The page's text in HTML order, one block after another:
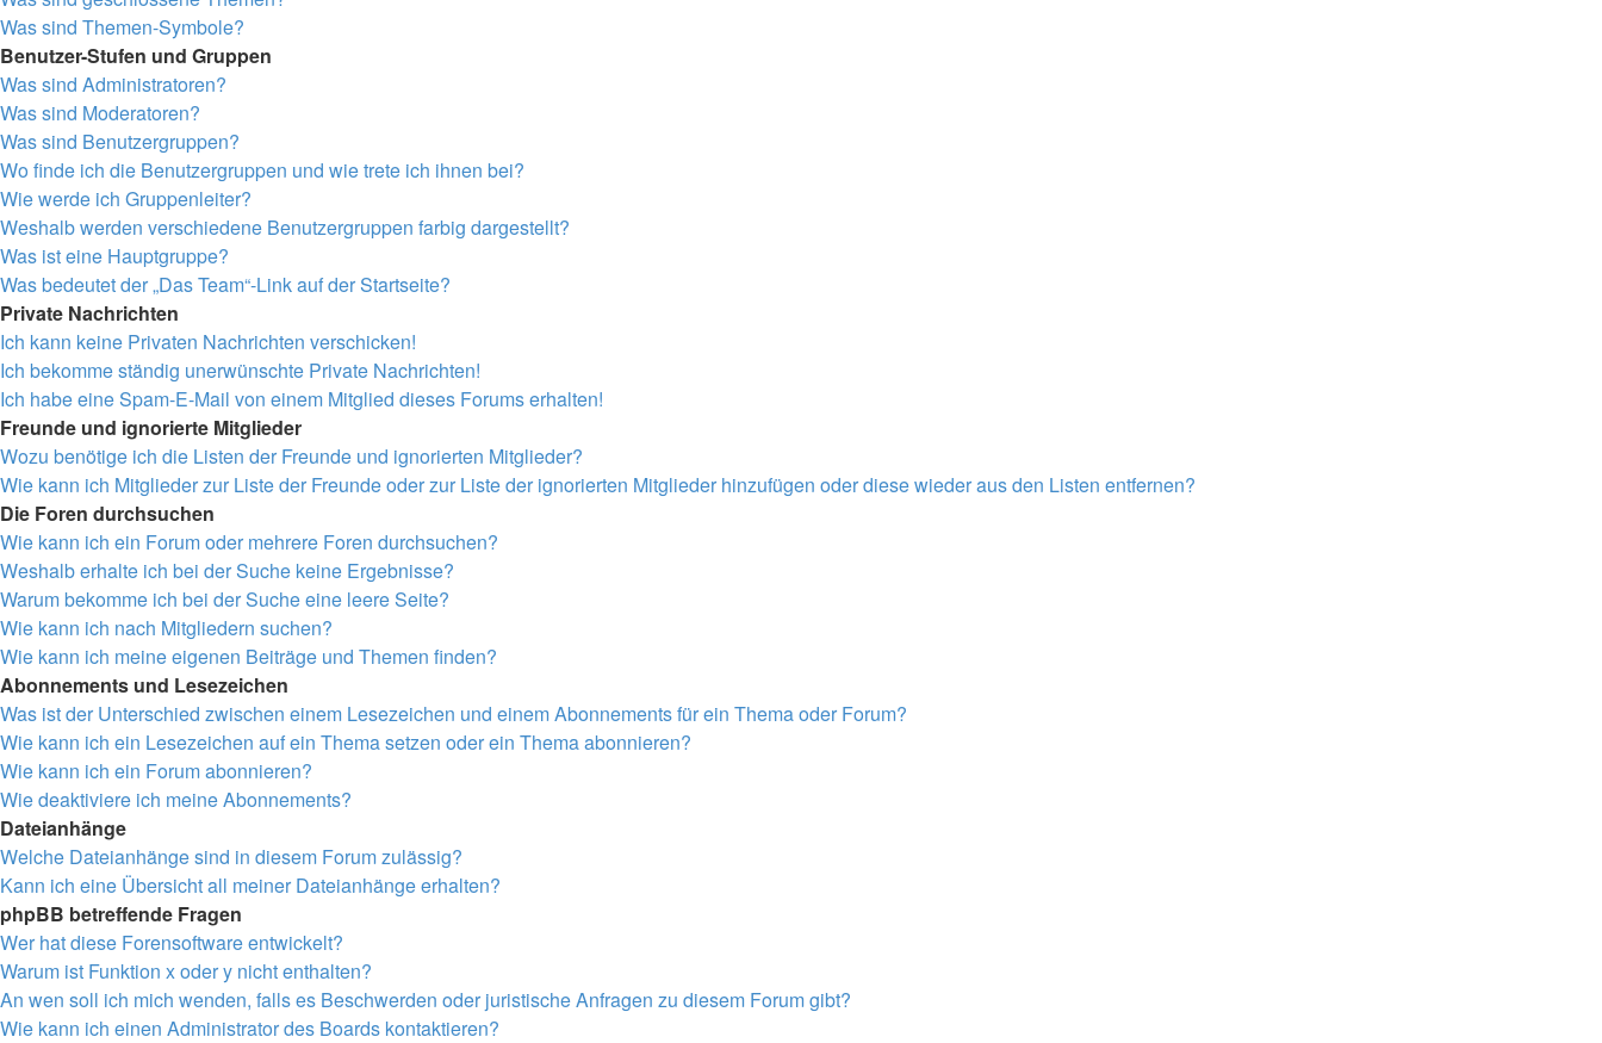
Was sind Themen-Symbole?
Benutzer-Stufen und Gruppen
Was sind Administratoren?
Was sind Moderatoren?
Was sind Benutzergruppen?
Wo finde ich die Benutzergruppen und wie trete ich ihnen bei?
Wie werde ich Gruppenleiter?
Weshalb werden verschiedene Benutzergruppen farbig dargestellt?
Was ist eine Hauptgruppe?
Was bedeutet der „Das Team“-Link auf der Startseite?
Private Nachrichten
Ich kann keine Privaten Nachrichten verschicken!
Ich bekomme ständig unerwünschte Private Nachrichten!
Ich habe eine Spam-E-Mail von einem Mitglied dieses Forums erhalten!
Freunde und ignorierte Mitglieder
Wozu benötige ich die Listen der Freunde und ignorierten Mitglieder?
Wie kann ich Mitglieder zur Liste der Freunde oder zur Liste der ignorierten Mitglieder hinzufügen oder diese wieder aus den Listen entfernen?
Die Foren durchsuchen
Wie kann ich ein Forum oder mehrere Foren durchsuchen?
Weshalb erhalte ich bei der Suche keine Ergebnisse?
Warum bekomme ich bei der Suche eine leere Seite?
Wie kann ich nach Mitgliedern suchen?
Wie kann ich meine eigenen Beiträge und Themen finden?
Abonnements und Lesezeichen
Was ist der Unterschied zwischen einem Lesezeichen und einem Abonnements für ein Thema oder Forum?
Wie kann ich ein Lesezeichen auf ein Thema setzen oder ein Thema abonnieren?
Wie kann ich ein Forum abonnieren?
Wie deaktiviere ich meine Abonnements?
Dateianhänge
Welche Dateianhänge sind in diesem Forum zulässig?
Kann ich eine Übersicht all meiner Dateianhänge erhalten?
phpBB betreffende Fragen
Wer hat diese Forensoftware entwickelt?
Warum ist Funktion x oder y nicht enthalten?
An wen soll ich mich wenden, falls es Beschwerden oder juristische Anfragen zu diesem Forum gibt?
Wie kann ich einen Administrator des Boards kontaktieren?